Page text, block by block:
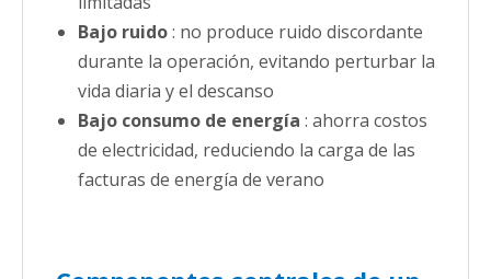
Bajo ruido: no produce ruido discordante
durante la operación, evitando perturbar la
vida diaria y el descanso
Bajo consumo de energía : ahorra costos
de electricidad, reduciendo la carga de las
facturas de energía de verano